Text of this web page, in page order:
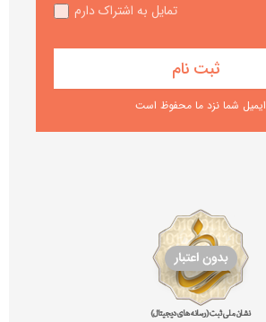
تمایل به اشتراک دارم
ایمیل شما نزد ما محفوظ است